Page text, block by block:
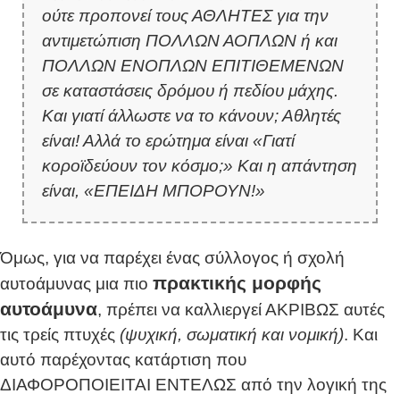
ούτε προπονεί τους ΑΘΛΗΤΕΣ για την
αντιμετώπιση ΠΟΛΛΩΝ ΑΟΠΛΩΝ ή και
ΠΟΛΛΩΝ ΕΝΟΠΛΩΝ ΕΠΙΤΙΘΕΜΕΝΩΝ
σε καταστάσεις δρόμου ή πεδίου μάχης.
Και γιατί άλλωστε να το κάνουν; Αθλητές
είναι! Αλλά το ερώτημα είναι «Γιατί
κοροϊδεύουν τον κόσμο;» Και η απάντηση
είναι, «ΕΠΕΙΔΗ ΜΠΟΡΟΥΝ!»
Όμως, για να παρέχει ένας σύλλογος ή σχολή
αυτοάμυνας μια πιο πρακτικής μορφής
αυτοάμυνα, πρέπει να καλλιεργεί ΑΚΡΙΒΩΣ αυτές
τις τρείς πτυχές (ψυχική, σωματική και νομική). Και
αυτό παρέχοντας κατάρτιση που
ΔΙΑΦΟΡΟΠΟΙΕΙΤΑΙ ΕΝΤΕΛΩΣ από την λογική της